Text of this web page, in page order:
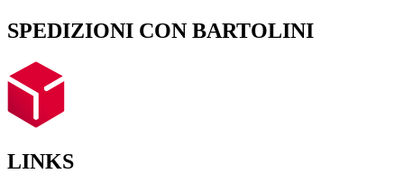
SPEDIZIONI CON BARTOLINI
LINKS